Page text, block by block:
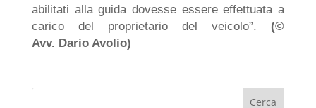
abilitati alla guida dovesse essere effettuata a
carico del proprietario del veicolo”. (©
Avv. Dario Avolio)